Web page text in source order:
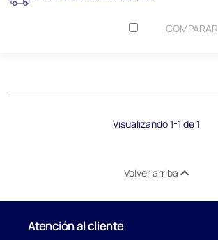
COMPARAR
Visualizando 1-1 de 1
Volver arriba
Atención al cliente